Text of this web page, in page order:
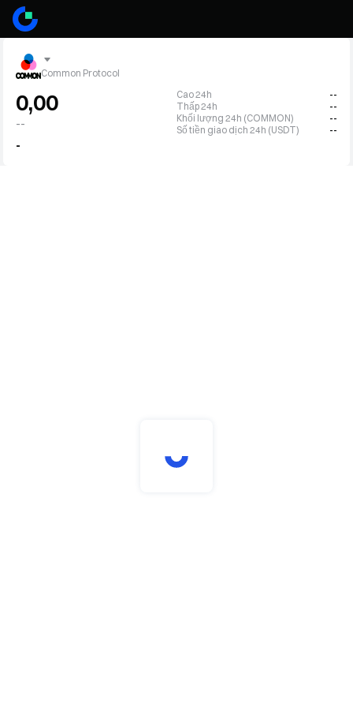
Common Protocol
0,00
--
-
Cao 24h
--
Thấp 24h
--
Khối lượng 24h (COMMON)
--
Số tiền giao dịch 24h (USDT)
--